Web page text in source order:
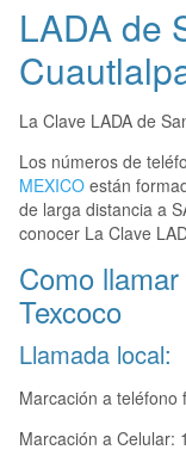
LADA de
La Clave LADA de
Los números de
MEXICO están
de larga distancia a
conocer La Clave
Como
Texcoco
Llamada local:
Marcación a teléfono
Marcación a Celular: